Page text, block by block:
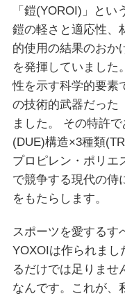
「鎧(YOROI)」とい
鎧の軽さと適応性、
的使用の結果のおか
を発揮していました
性を示す科学的要素
の技術的武器だった
ました。 その特許
(DUE)構造×3種類
プロピレン・ポリエ
で競争する現代の侍
をもたらします。
スポーツを愛するす
YOXOIは作られま
るだけでは足りませ
なんです。これが、